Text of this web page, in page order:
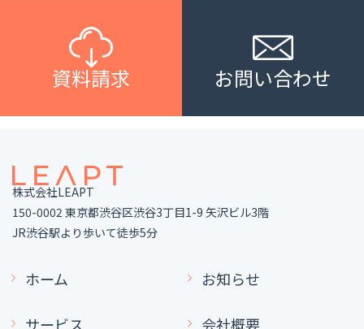
資料請求 お問い合わせ
株式会社LEAPT
150-0002 東京都渋谷区渋谷3丁目1-9 矢沢ビル3階
JR渋谷駅より歩いて徒歩5分
ホーム
サービス
お知らせ
会社概要